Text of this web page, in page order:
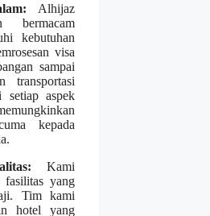
Alhijaz
bermacam
kebutuhan
visa
sampai
transportasi
setiap aspek
kepada
Kami
fasilitas yang
Tim kami
hotel yang